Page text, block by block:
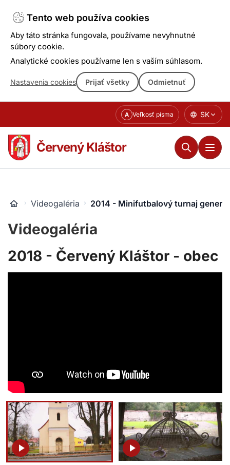
Tento web používa cookies
Aby táto stránka fungovala, používame nevyhnutné
súbory cookie.
Analytické cookies používame len s vaším súhlasom.
Nastavenia cookies Prijať všetky Odmietnuť
obsahu
A Veľkosť písma SK
Červený Kláštor
Videogaléria 2014 - Minifutbalový turnaj
Videogaléria
2018 - Červený Kláštor - obec